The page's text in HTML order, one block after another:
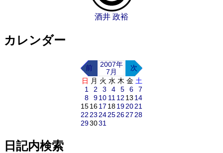
酒井 政裕
カレンダー
前
2007年
7月
次
日 月 火 水 木 金 土
1
2 3 4 5 6
7
8
910 11 12 13 14
151617 18192021
22 23 24252627 28
293031
日記内検索